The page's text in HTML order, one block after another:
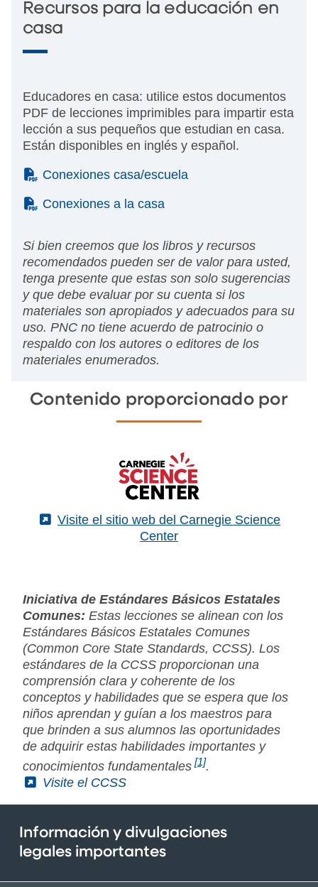
Recursos para la educación en
casa
Educadores en casa: utilice estos documentos
PDF de lecciones imprimibles para impartir esta
lección a sus pequeños que estudian en casa.
Están disponibles en inglés y español.
(PDF)
Conexiones casa/escuela
(PDF)
Conexiones a la casa
Si bien creemos que los libros y recursos
recomendados pueden ser de valor para usted,
tenga presente que estas son solo sugerencias
y que debe evaluar por su cuenta si los
materiales son apropiados y adecuados para su
uso. PNC no tiene acuerdo de patrocinio o
respaldo con los autores o editores de los
materiales enumerados.
Contenido proporcionado por
(External)
Visite el sitio web del Carnegie Science
Center
Iniciativa de Estándares Básicos Estatales
Comunes: Estas lecciones se alinean con los
Estándares Básicos Estatales Comunes
(Common Core State Standards, CCSS). Los
estándares de la CCSS proporcionan una
comprensión clara y coherente de los
conceptos y habilidades que se espera que los
niños aprendan y guían a los maestros para
que brinden a sus alumnos las oportunidades
de adquirir estas habilidades importantes y
conocimientos fundamentales [1].
(External)
Visite el CCSS
Información y divulgaciones
legales importantes